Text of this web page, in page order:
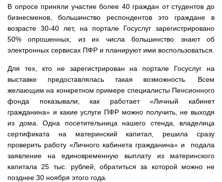
В опросе приняли участие более 40 граждан от студентов до
бизнесменов, большинство респондентов это граждане в
возрасте 30-40 лет, на портале Госуслуг зарегистрировано
50% опрошенных, из их числа большинство знают об
электронных сервисах ПФР и планируют ими воспользоваться.
Для тех, кто не зарегистрирован на портале Госуслуг на
выставке предоставлялась такая возможность. Всем
желающим на конкретном примере специалисты Пенсионного
фонда показывали, как работает «Личный кабинет
гражданина» и какие услуги ПФР можно получить, не выходя
из дома. Одна посетительница нашего стенда, владелица
сертификата на материнский капитал, решила сразу
проверить работу «Личного кабинета гражданина» и подала
заявление на единовременную выплату из материнского
капитала 25 тыс. рублей, обратиться за которой можно не
позднее 30 ноября этого года.